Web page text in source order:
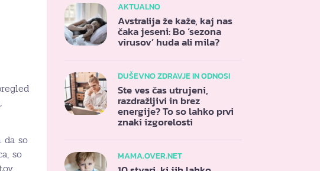
da so
so
AKTUALNO
Avstralija že kaže, kaj nas
čaka jeseni: Bo ‘sezona
virusov’ huda ali mila?
DUŠEVNO ZDRAVJE IN ODNOSI
Ste ves čas utrujeni,
razdražljivi in brez
energije? To so lahko prvi
znaki izgorelosti
MAMA.OVER.NET